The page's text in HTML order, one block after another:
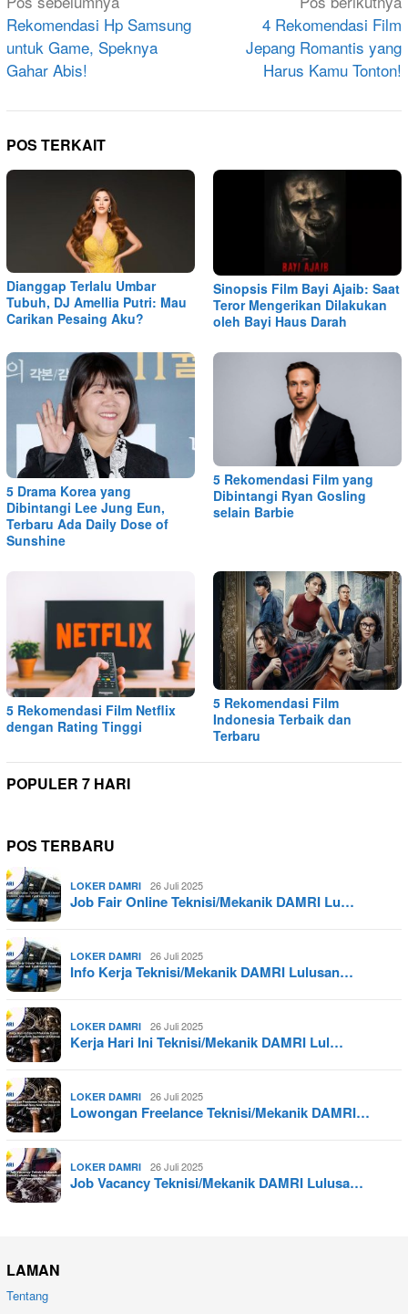
pos
Rekomendasi Hp Samsung
untuk Game, Speknya
Gahar Abis!
4 Rekomendasi Film
Jepang Romantis yang
Harus Kamu Tonton!
POS TERKAIT
Dianggap Terlalu Umbar
Tubuh, DJ Amellia Putri: Mau
Carikan Pesaing Aku?
Sinopsis Film Bayi Ajaib: Saat
Teror Mengerikan Dilakukan
oleh Bayi Haus Darah
5 Drama Korea yang
Dibintangi Lee Jung Eun,
Terbaru Ada Daily Dose of
Sunshine
5 Rekomendasi Film yang
Dibintangi Ryan Gosling
selain Barbie
5 Rekomendasi Film Netflix
dengan Rating Tinggi
5 Rekomendasi Film
Indonesia Terbaik dan
Terbaru
POPULER 7 HARI
POS TERBARU
LOKER DAMRI 26 Juli 2025
Job Fair Online Teknisi/Mekanik DAMRI Lu…
LOKER DAMRI 26 Juli 2025
Info Kerja Teknisi/Mekanik DAMRI Lulusan…
LOKER DAMRI 26 Juli 2025
Kerja Hari Ini Teknisi/Mekanik DAMRI Lul…
LOKER DAMRI 26 Juli 2025
Lowongan Freelance Teknisi/Mekanik DAMRI…
LOKER DAMRI 26 Juli 2025
Job Vacancy Teknisi/Mekanik DAMRI Lulusa…
LAMAN
Tentang